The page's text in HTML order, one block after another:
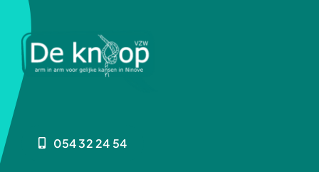
Contact
Realisaties
054 32 24 54